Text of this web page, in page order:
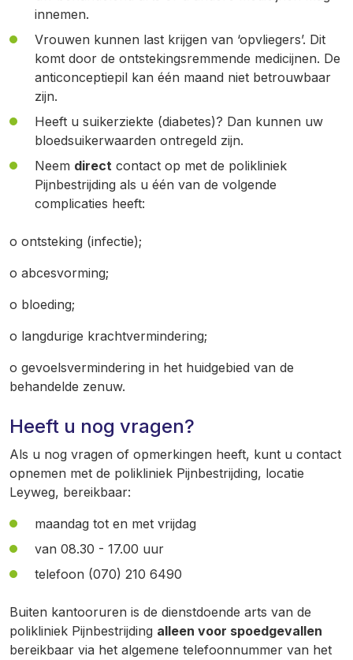
innemen.
Vrouwen kunnen last krijgen van ‘opvliegers’. Dit
komt door de ontstekingsremmende medicijnen. De
anticonceptiepil kan één maand niet betrouwbaar
zijn.
Heeft u suikerziekte (diabetes)? Dan kunnen uw
bloedsuikerwaarden ontregeld zijn.
Neem direct contact op met de polikliniek
Pijnbestrijding als u één van de volgende
complicaties heeft:
o ontsteking (infectie);
o abcesvorming;
o bloeding;
o langdurige krachtvermindering;
o gevoelsvermindering in het huidgebied van de
behandelde zenuw.
Heeft u nog vragen?
Als u nog vragen of opmerkingen heeft, kunt u contact
opnemen met de polikliniek Pijnbestrijding, locatie
Leyweg, bereikbaar:
maandag tot en met vrijdag
van 08.30 - 17.00 uur
telefoon (070) 210 6490
Buiten kantooruren is de dienstdoende arts van de
polikliniek Pijnbestrijding alleen voor spoedgevallen
bereikbaar via het algemene telefoonnummer van het